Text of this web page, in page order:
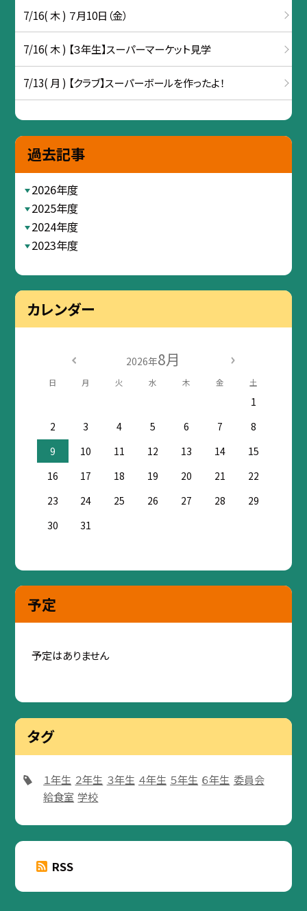
7/16( 木 ) ７月10日（金）
7/16( 木 ) 【３年生】スーパーマーケット見学
7/13( 月 ) 【クラブ】スーパーボールを作ったよ！
過去記事
2026年度
2025年度
2024年度
2023年度
カレンダー
2026年8月
日 月 火 水 木 金 土
1
2
3 4 5 6 7
8
9
10 11 12 13 14
15
16
17 18 19 20 21
22
23
24 25 26 27 28
29
30
31
予定
予定はありません
タグ
１年生 ２年生 ３年生 ４年生 ５年生 ６年生 委員会
給食室 学校
RSS